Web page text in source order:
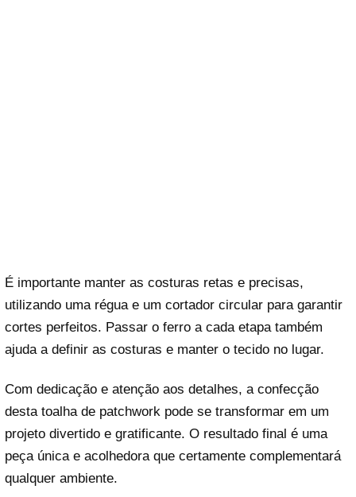
É importante manter as costuras retas e precisas,
utilizando uma régua e um cortador circular para garantir
cortes perfeitos. Passar o ferro a cada etapa também
ajuda a definir as costuras e manter o tecido no lugar.
Com dedicação e atenção aos detalhes, a confecção
desta toalha de patchwork pode se transformar em um
projeto divertido e gratificante. O resultado final é uma
peça única e acolhedora que certamente complementará
qualquer ambiente.